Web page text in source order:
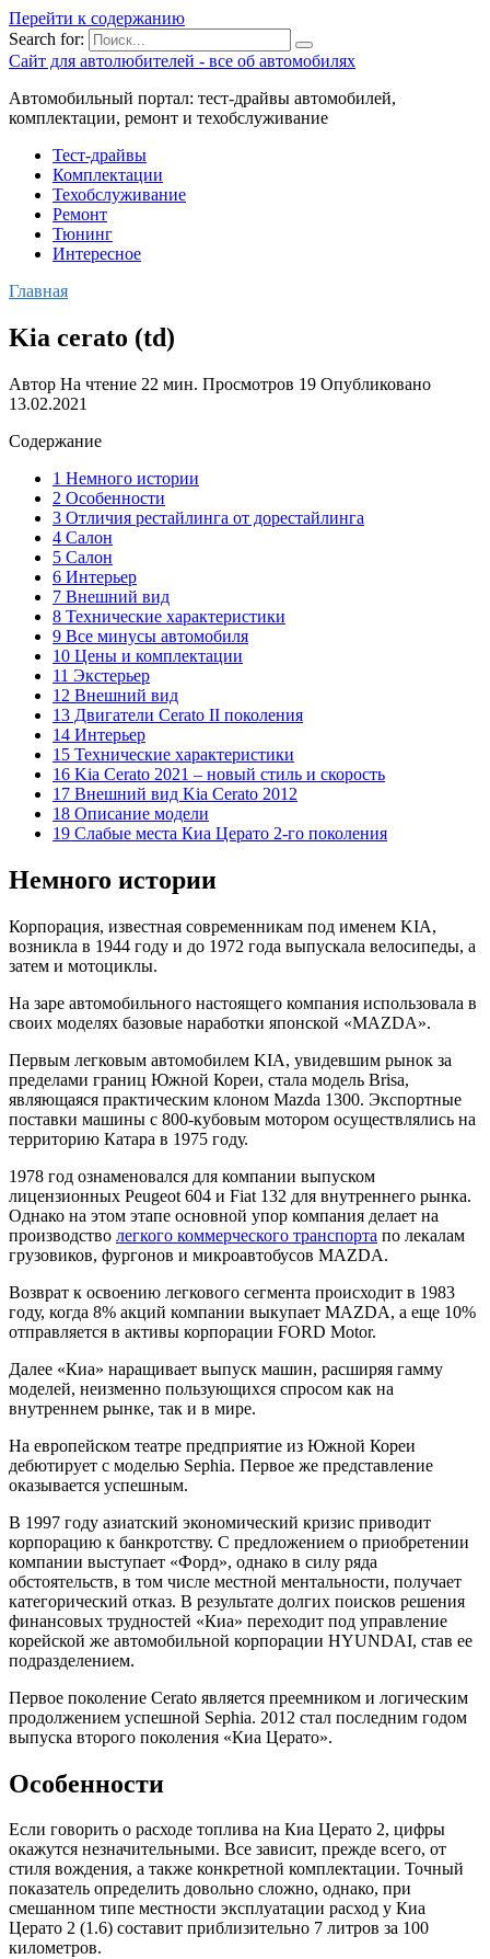
Перейти к содержанию
Search for:
Сайт для автолюбителей - все об автомобилях
Автомобильный портал: тест-драйвы автомобилей,
комплектации, ремонт и техобслуживание
Тест-драйвы
Комплектации
Техобслуживание
Ремонт
Тюнинг
Интересное
Главная
Kia cerato (td)
Автор На чтение 22 мин. Просмотров 19 Опубликовано
13.02.2021
Содержание
1 Немного истории
2 Особенности
3 Отличия рестайлинга от дорестайлинга
4 Салон
5 Салон
6 Интерьер
7 Внешний вид
8 Технические характеристики
9 Все минусы автомобиля
10 Цены и комплектации
11 Экстерьер
12 Внешний вид
13 Двигатели Cerato II поколения
14 Интерьер
15 Технические характеристики
16 Kia Cerato 2021 – новый стиль и скорость
17 Внешний вид Kia Cerato 2012
18 Описание модели
19 Слабые места Киа Церато 2-го поколения
Немного истории
Корпорация, известная современникам под именем KIA,
возникла в 1944 году и до 1972 года выпускала велосипеды, а
затем и мотоциклы.
На заре автомобильного настоящего компания использовала в
своих моделях базовые наработки японской «MAZDA».
Первым легковым автомобилем KIA, увидевшим рынок за
пределами границ Южной Кореи, стала модель Brisa,
являющаяся практическим клоном Mazda 1300. Экспортные
поставки машины с 800-кубовым мотором осуществлялись на
территорию Катара в 1975 году.
1978 год ознаменовался для компании выпуском
лицензионных Peugeot 604 и Fiat 132 для внутреннего рынка.
Однако на этом этапе основной упор компания делает на
производство легкого коммерческого транспорта по лекалам
грузовиков, фургонов и микроавтобусов MAZDA.
Возврат к освоению легкового сегмента происходит в 1983
году, когда 8% акций компании выкупает MAZDA, а еще 10%
отправляется в активы корпорации FORD Motor.
Далее «Киа» наращивает выпуск машин, расширяя гамму
моделей, неизменно пользующихся спросом как на
внутреннем рынке, так и в мире.
На европейском театре предприятие из Южной Кореи
дебютирует с моделью Sephia. Первое же представление
оказывается успешным.
В 1997 году азиатский экономический кризис приводит
корпорацию к банкротству. С предложением о приобретении
компании выступает «Форд», однако в силу ряда
обстоятельств, в том числе местной ментальности, получает
категорический отказ. В результате долгих поисков решения
финансовых трудностей «Киа» переходит под управление
корейской же автомобильной корпорации HYUNDAI, став ее
подразделением.
Первое поколение Cerato является преемником и логическим
продолжением успешной Sephia. 2012 стал последним годом
выпуска второго поколения «Киа Церато».
Особенности
Если говорить о расходе топлива на Киа Церато 2, цифры
окажутся незначительными. Все зависит, прежде всего, от
стиля вождения, а также конкретной комплектации. Точный
показатель определить довольно сложно, однако, при
смешанном типе местности эксплуатации расход у Киа
Церато 2 (1.6) составит приблизительно 7 литров за 100
километров.